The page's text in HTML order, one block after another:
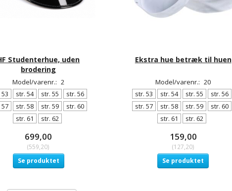
Studenterhue, uden
brodering
Model/varenr.: 2
str. 54 str. 55
str. 56
str. 58 str. 59
str. 60
str. 61
str. 62
699,00
(559,20)
Se produktet
Ekstra hue betræk til huen
Model/varenr.: 20
str. 53
str. 54 str. 55
str. 56
str. 57
str. 58 str. 59
str. 60
str. 61
str. 62
159,00
(127,20)
Se produktet